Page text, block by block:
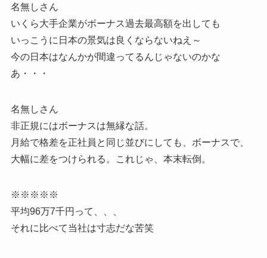
名無しさん
いくら大手企業がボーナス過去最高額を出しても
いっこうに日本の景気は良くならないねえ～
今の日本はなんかが間違ってるんじゃないのかな
あ・・・
名無しさん
非正規にはボーナスは無縁な話。
月給で格差を正社員と同じ並びにしても、ボーナスで、
大幅に差をつけられる。これじゃ、本末転倒。
※※※※※
平均96万7千円って、、、
それに比べて当社は寸志だな苦笑